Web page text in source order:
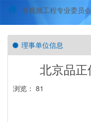
音视频工程专业委员
理事单位信息
北京品
浏览： 81